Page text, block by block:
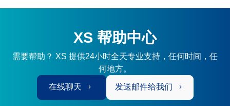
XS 帮助中心
需要帮助？ XS 提供24小时全天专业支持，任何时间，任
何地方。
在线聊天 发送邮件给我们